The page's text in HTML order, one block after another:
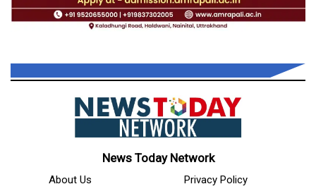
News Today Network
About Us
Privacy Policy